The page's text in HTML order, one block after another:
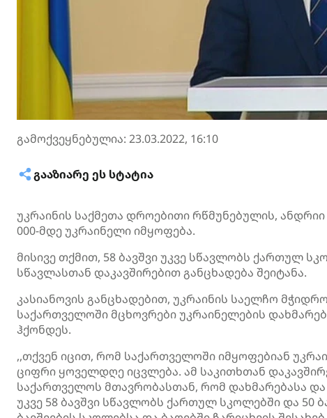
გამოქვეყნებულია: 23.03.2022, 16:10
ᲒᲐᲐᲖᲘᲐᲠᲔ ᲔᲡ ᲡᲢᲐᲢᲘᲐ
უკრაინის საქმეთა დროებითი რწმუნებულის,
000-მდე უკრაინელი იმყოფება.
მისივე თქმით, 58 ბავშვი უკვე სწავლობს ქართულ
სწავლასთან დაკავშირებით განცხადება შეიტანა.
კასიანოვის განცხადებით, უკრაინის საელჩო
საქართველოში მცხოვრები უკრაინელების
ჰქონდეს.
,,თქვენ იცით, რომ საქართველოში იმყოფებიან
ციფრი ყოველდღე იცვლება. ამ საკითხთან
საქართველოს მთავრობასთან, რომ დახმარებასა
უკვე 58 ბავშვი სწავლობს ქართულ სკოლებში და 50